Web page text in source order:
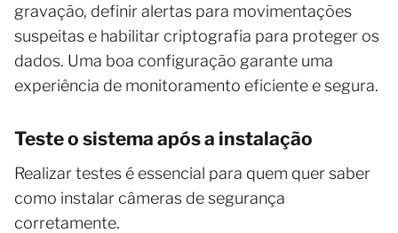
gravação, definir alertas para movimentações
suspeitas e habilitar criptografia para proteger os
dados. Uma boa configuração garante uma
experiência de monitoramento eficiente e segura.
Teste o sistema após a instalação
Realizar testes é essencial para quem quer saber
como instalar câmeras de segurança
corretamente.